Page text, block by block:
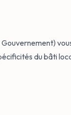
du bâti